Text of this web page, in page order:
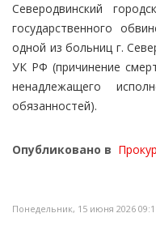
Северодвинский
государственного
одной из больниц г.
УК РФ (причинение
ненадлежащего
обязанностей).
Опубликовано в
Понедельник, 15 июня 2026